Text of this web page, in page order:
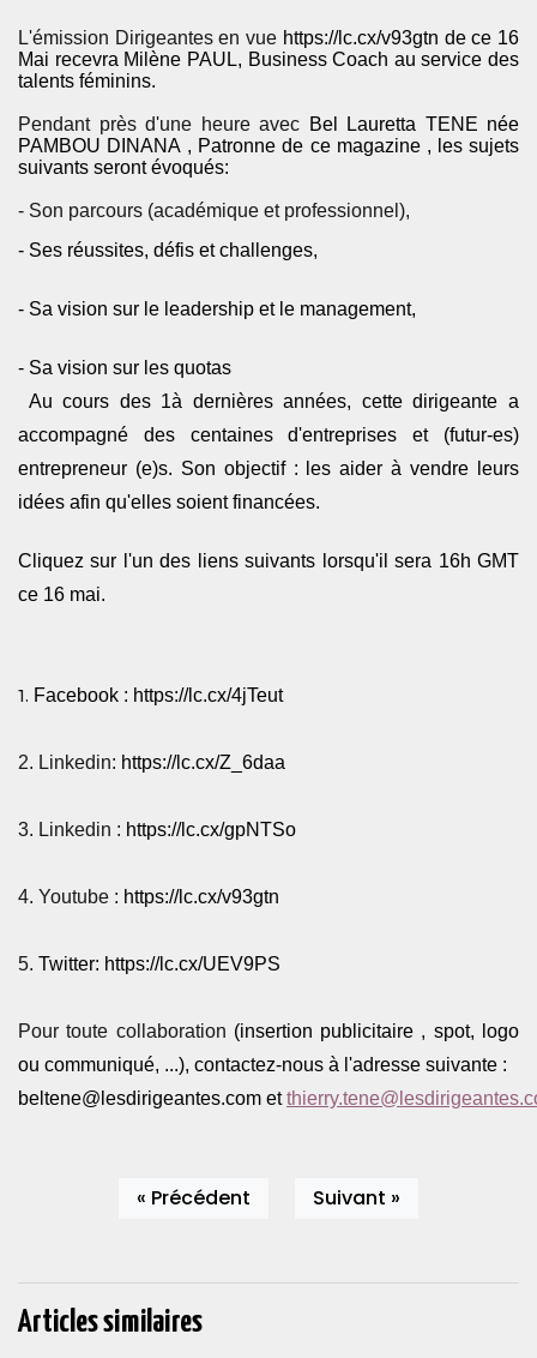
L'émission Dirigeantes en vue https://lc.cx/v93gtn de ce 16
Mai recevra Milène PAUL, Business Coach au service des
talents féminins.
Pendant près d'une heure avec Bel Lauretta TENE née
PAMBOU DINANA , Patronne de ce magazine , les sujets
suivants seront évoqués:
- Son parcours (académique et professionnel),
- Ses réussites, défis et challenges,
- Sa vision sur le leadership et le management,
- Sa vision sur les quotas
Au cours des 1à dernières années, cette dirigeante a
accompagné des centaines d'entreprises et (futur-es)
entrepreneur (e)s. Son objectif : les aider à vendre leurs
idées afin qu'elles soient financées.
Cliquez sur l'un des liens suivants lorsqu'il sera 16h GMT
ce 16 mai.
1. Facebook : https://lc.cx/4jTeut
2. Linkedin: https://lc.cx/Z_6daa
3. Linkedin : https://lc.cx/gpNTSo
4. Youtube : https://lc.cx/v93gtn
5. Twitter: https://lc.cx/UEV9PS
Pour toute collaboration (insertion publicitaire , spot, logo
ou communiqué, ...), contactez-nous à l'adresse suivante :
beltene@lesdirigeantes.com et
« Précédent Suivant »
Articles similaires